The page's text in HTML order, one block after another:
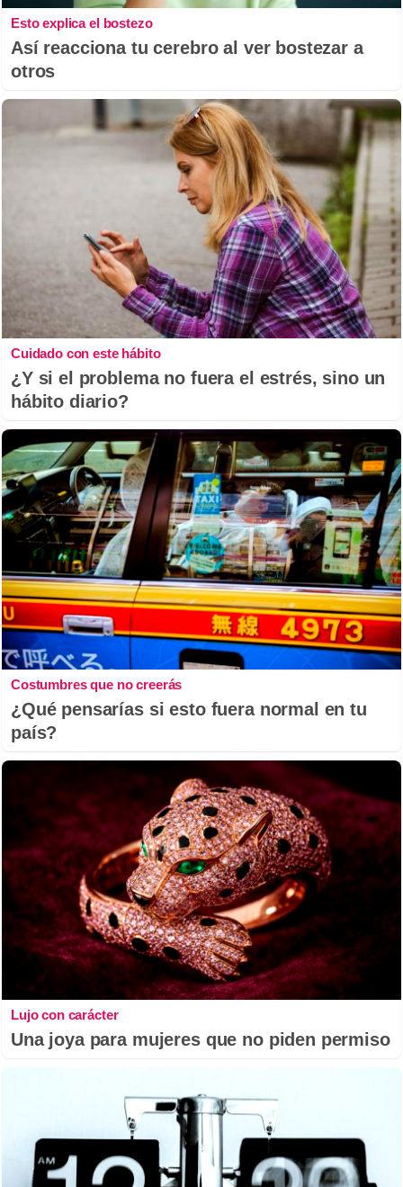
Esto explica el bostezo
Así reacciona tu cerebro al ver bostezar a
otros
Cuidado con este hábito
¿Y si el problema no fuera el estrés, sino un
hábito diario?
Costumbres que no creerás
¿Qué pensarías si esto fuera normal en tu
país?
Lujo con carácter
Una joya para mujeres que no piden permiso